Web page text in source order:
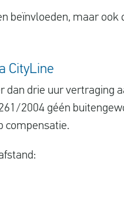
beïnvloeden, maar ook
CityLine
dan drie uur vertraging
2004 géén
compensatie.